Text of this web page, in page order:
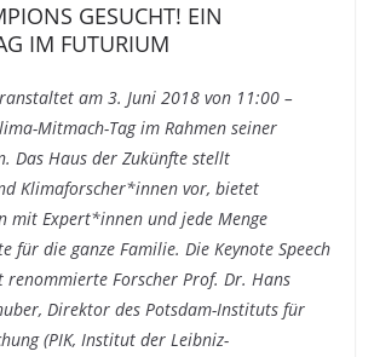
GESUCHT! EIN
IM FUTURIUM
am 3. Juni 2018 von 11:00 –
Mitmach-Tag im Rahmen seiner
Das Haus der Zukünfte stellt
Klimaforscher*innen vor, bietet
mit Expert*innen und jede Menge
für die ganze Familie. Die Keynote Speech
Forscher Prof. Dr. Hans
Direktor des Potsdam-Instituts für
(PIK, Institut der Leibniz-